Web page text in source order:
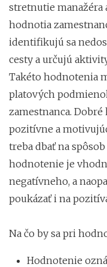
stretnutie manažéra
hodnotia
identifikujú sa
cesty a určujú
Takéto hodnotenia
platových
zamestnanca.
pozitívne a
treba dbať na
hodnotenie je
negatívneho, a
poukázať i na
Na čo by sa pri
Hodnotenie